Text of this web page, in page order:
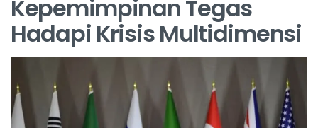
Kepemimpinan Tegas
Hadapi Krisis Multidimensi